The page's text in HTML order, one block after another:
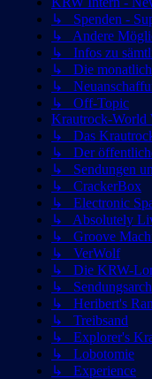
↳ Spenden -
↳ Andere
↳ Infos zu
↳ Die
↳
↳ Off-Topic
Krautrock-World
↳ Das
↳ Der
↳ Sendungen
↳ CrackerBox
↳ Electronic
↳ Absolutely
↳ Groove
↳ VerWolf
↳ Die KRW-
↳
↳ Heribert's
↳ Treibsand
↳ Explorer's
↳ Lobotomie
↳ Experience